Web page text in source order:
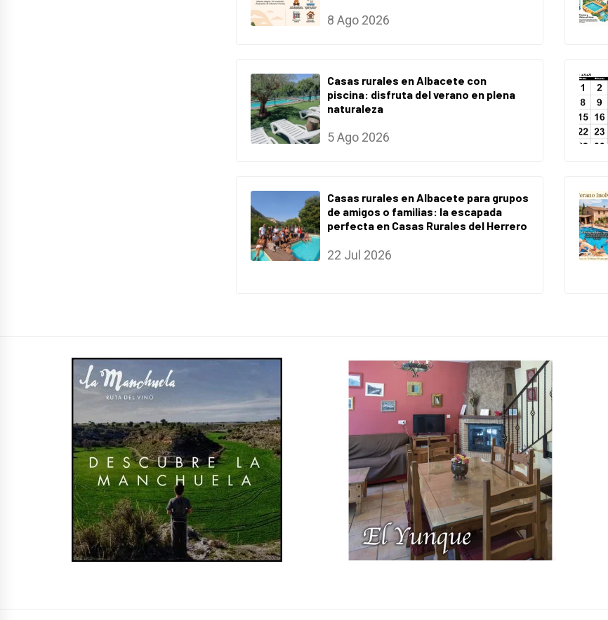
8 Ago 2026
Casas rurales en Albacete con
piscina: disfruta del verano en plena
naturaleza
5 Ago 2026
Casas rurales en Albacete para grupos
de amigos o familias: la escapada
perfecta en Casas Rurales del Herrero
22 Jul 2026